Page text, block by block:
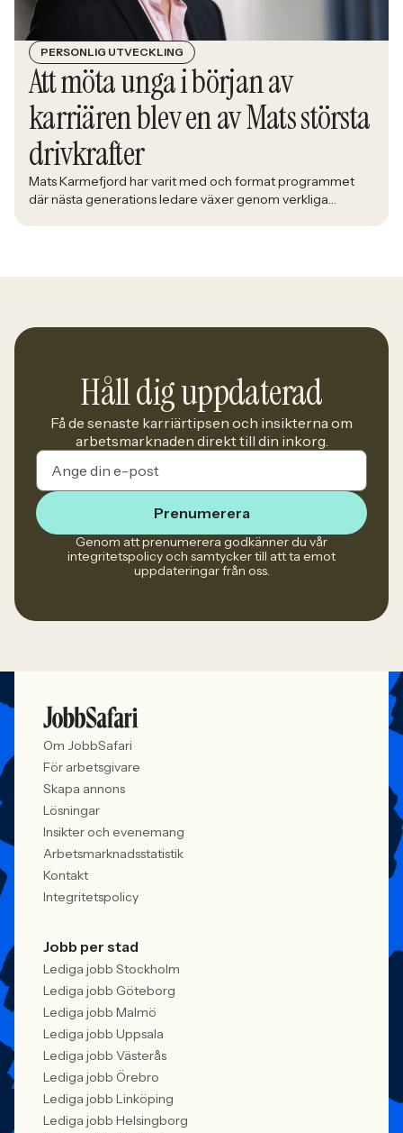
PERSONLIG UTVECKLING
Att möta unga i början av
karriären blev en av Mats största
drivkrafter
Mats Karmefjord har varit med och format programmet
där nästa generations ledare växer genom verkliga
Håll dig uppdaterad
Få de senaste karriärtipsen och insikterna om
arbetsmarknaden direkt till din inkorg.
Prenumerera
Genom att prenumerera godkänner du vår
integritetspolicy och samtycker till att ta emot
uppdateringar från oss.
Om JobbSafari
För arbetsgivare
Skapa annons
Lösningar
Insikter och evenemang
Arbetsmarknadsstatistik
Kontakt
Integritetspolicy
Jobb per stad
Lediga jobb Stockholm
Lediga jobb Göteborg
Lediga jobb Malmö
Lediga jobb Uppsala
Lediga jobb Västerås
Lediga jobb Örebro
Lediga jobb Linköping
Lediga jobb Helsingborg